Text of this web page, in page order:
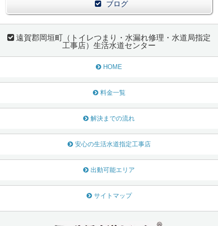
ブログ
遠賀郡岡垣町（トイレつまり・水漏れ修理・水道局指定
工事店）生活水道センター
HOME
料金一覧
解決までの流れ
安心の生活水道指定工事店
出動可能エリア
サイトマップ